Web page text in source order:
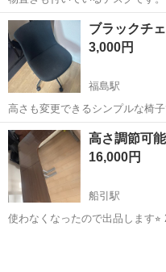
ございます。 写真を見て判断い
福島 福島市 福島駅
ブラックチ
3,000円
福島駅
高さも変更できるシンプルな椅
中に引っ越す予定のため出品させていただ
配送可能です🙇‍♂️
福島 福島市 福島駅
高さ調節可
16,000円
船引駅
使わなくなったので出品します